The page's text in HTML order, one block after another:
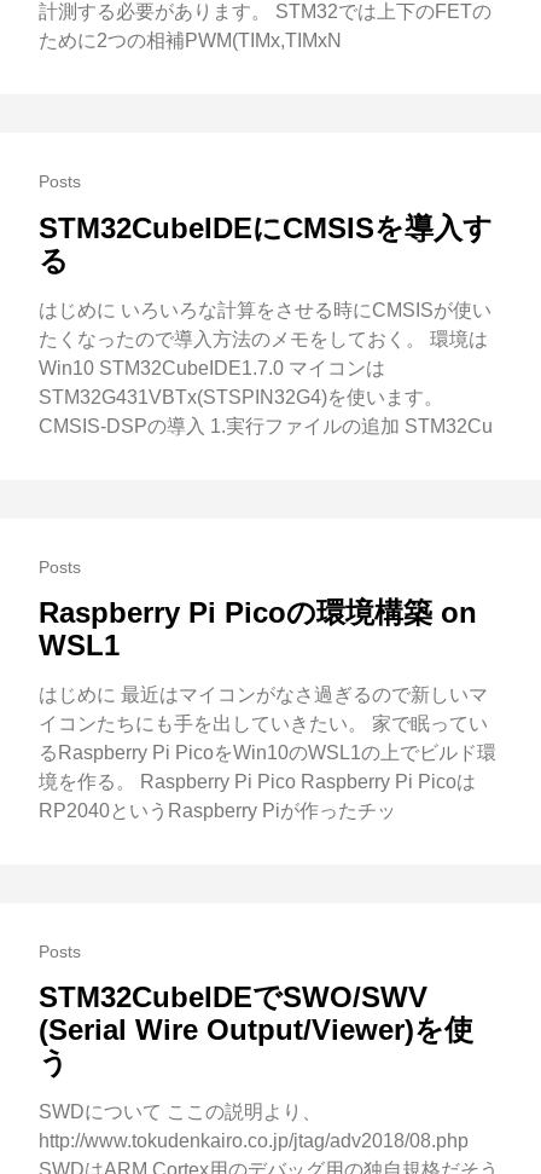
計測する必要があります。 STM32では上下のFETの
ために2つの相補PWM(TIMx,TIMxN
Posts
STM32CubeIDEにCMSISを導入す
る
はじめに いろいろな計算をさせる時にCMSISが使い
たくなったので導入方法のメモをしておく。 環境は
Win10 STM32CubeIDE1.7.0 マイコンは
STM32G431VBTx(STSPIN32G4)を使います。
CMSIS-DSPの導入 1.実行ファイルの追加 STM32Cu
Posts
Raspberry Pi Picoの環境構築 on
WSL1
はじめに 最近はマイコンがなさ過ぎるので新しいマ
イコンたちにも手を出していきたい。 家で眠ってい
るRaspberry Pi PicoをWin10のWSL1の上でビルド環
境を作る。 Raspberry Pi Pico Raspberry Pi Picoは
RP2040というRaspberry Piが作ったチッ
Posts
STM32CubeIDEでSWO/SWV
(Serial Wire Output/Viewer)を使
う
SWDについて ここの説明より、
http://www.tokudenkairo.co.jp/jtag/adv2018/08.php
SWDはARM Cortex用のデバッグ用の独自規格だそう